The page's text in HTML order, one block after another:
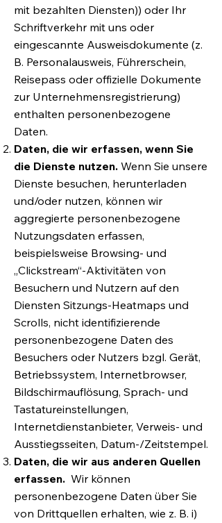
mit bezahlten Diensten)) oder Ihr
Schriftverkehr mit uns oder
eingescannte Ausweisdokumente (z.
B. Personalausweis, Führerschein,
Reisepass oder offizielle Dokumente
zur Unternehmensregistrierung)
enthalten personenbezogene
Daten.
Daten, die wir erfassen, wenn Sie
die Dienste nutzen. Wenn Sie unsere
Dienste besuchen, herunterladen
und/oder nutzen, können wir
aggregierte personenbezogene
Nutzungsdaten erfassen,
beispielsweise Browsing- und
„Clickstream“-Aktivitäten von
Besuchern und Nutzern auf den
Diensten Sitzungs-Heatmaps und
Scrolls, nicht identifizierende
personenbezogene Daten des
Besuchers oder Nutzers bzgl. Gerät,
Betriebssystem, Internetbrowser,
Bildschirmauflösung, Sprach- und
Tastatureinstellungen,
Internetdienstanbieter, Verweis- und
Ausstiegsseiten, Datum-/Zeitstempel.
Daten, die wir aus anderen Quellen
erfassen. Wir können
personenbezogene Daten über Sie
von Drittquellen erhalten, wie z. B. i)